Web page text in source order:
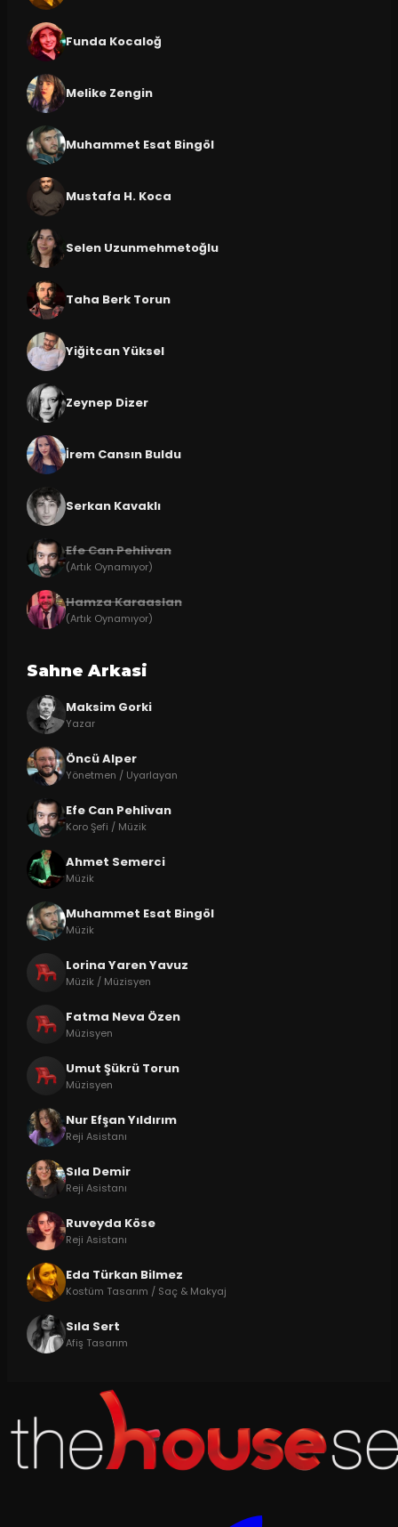
Funda Kocaloğ
Melike Zengin
Muhammet Esat Bingöl
Mustafa H. Koca
Selen Uzunmehmetoğlu
Taha Berk Torun
Yiğitcan Yüksel
Zeynep Dizer
İrem Cansın Buldu
Serkan Kavaklı
Efe Can Pehlivan
(Artık Oynamıyor)
Hamza Karaaslan
(Artık Oynamıyor)
Sahne Arkasi
Maksim Gorki
Yazar
Öncü Alper
Yönetmen / Uyarlayan
Efe Can Pehlivan
Koro Şefi / Müzik
Ahmet Semerci
Müzik
Muhammet Esat Bingöl
Müzik
Lorina Yaren Yavuz
Müzik / Müzisyen
Fatma Neva Özen
Müzisyen
Umut Şükrü Torun
Müzisyen
Nur Efşan Yıldırım
Reji Asistanı
Sıla Demir
Reji Asistanı
Ruveyda Köse
Reji Asistanı
Eda Türkan Bilmez
Kostüm Tasarım / Saç & Makyaj
Sıla Sert
Afiş Tasarım